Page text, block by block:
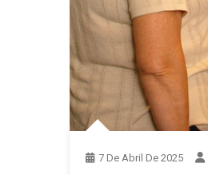
7 De Abril De 2025